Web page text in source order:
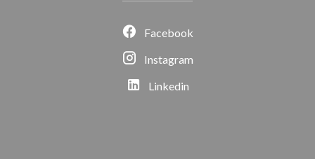
Facebook
Instagram
Linkedin